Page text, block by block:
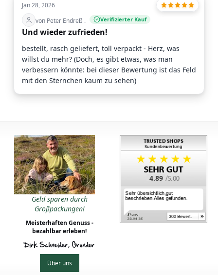
Jan 28, 2026
von Peter Endreß .
Verifizierter Kauf
Und wieder zufrieden!
bestellt, rasch geliefert, toll verpackt - Herz, was
willst du mehr? (Doch, es gibt etwas, was man
verbessern könnte: bei dieser Bewertung ist das Feld
mit den Sternchen kaum zu sehen)
Geld sparen durch
Großpackungen!
Meisterhaften Genuss -
bezahlbar erleben!
Dirk Schneider, Gründer
Über uns
4.89